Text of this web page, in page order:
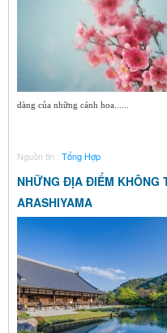
dàng của những cánh hoa......
Nguồn tin : Tổng Hợp
NHỮNG ĐỊA ĐIỂM KHÔNG
ARASHIYAMA